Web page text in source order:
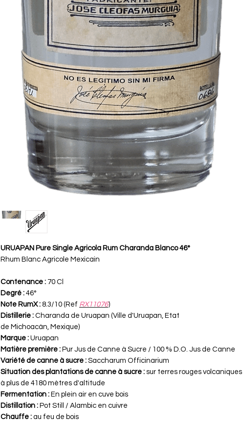
URUAPAN Pure Single Agricola Rum Charanda Blanco 46°
Rhum Blanc Agricole Mexicain
Contenance : 70 Cl
Degré : 46°
Note RumX : 8.3/10 (Ref RX11076)
Distillerie : Charanda de Uruapan (Ville d'Uruapan, Etat
de Michoacán, Mexique)
Marque : Uruapan
Matière première : Pur Jus de Canne à Sucre / 100 % D.O. Jus de Canne
Variété de canne à sucre : Saccharum Officinarium
Situation des plantations de canne à sucre : sur terres rouges volcaniques
à plus de 4180 mètres d'altitude
Fermentation : En plein air en cuve bois
Distillation : Pot Still / Alambic en cuivre
Chauffe : au feu de bois